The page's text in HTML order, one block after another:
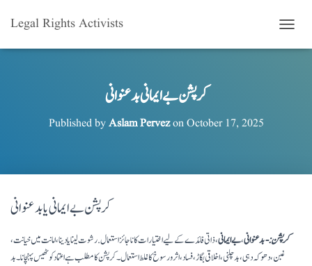
Legal Rights Activists
O
N
کرپشن بے ایمانی بدعنوانی
Published byAslam PervezonOctober 17, 2025
کرپشن بے ایمانی یا بدعنوانی
کرپشن:-بدعنوانی،بے ایمانی، ذاتی فائدے کے لیے اختیارات کا ناجائز استعمال. رشوت لینا یا دینا، امانت میں خیانت،
غبن، دھوکہ دہی، بدچلنی، اخلاقی بگاڑ، فساد، اثر و رسوخ کا غلط استعمال۔ کرپشن کا مطلب ہے اعتماد کو ٹھیس پہنچانا۔ بد